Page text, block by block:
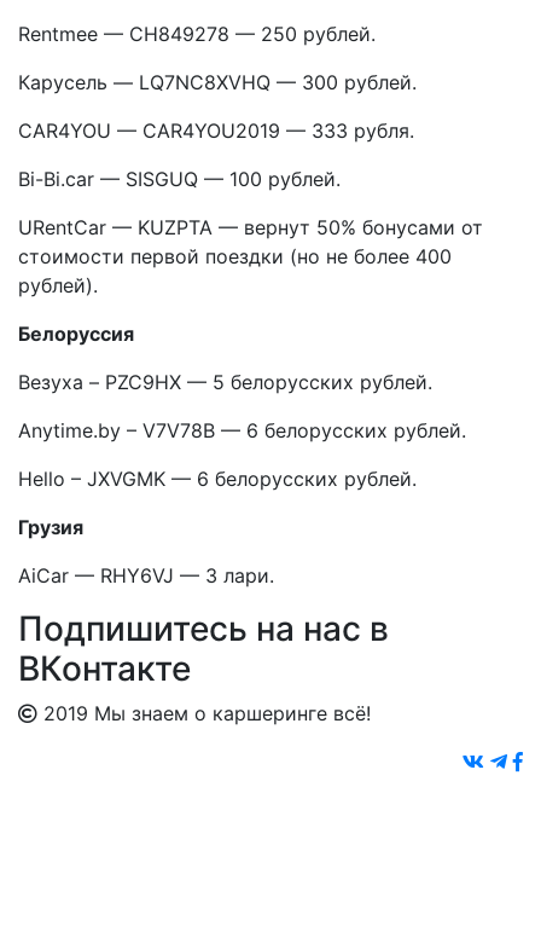
Rentmee — CH849278 — 250 рублей.
Карусель — LQ7NC8XVHQ — 300 рублей.
CAR4YOU — CAR4YOU2019 — 333 рубля.
Bi-Bi.car — SISGUQ — 100 рублей.
URentCar — KUZPTA — вернут 50% бонусами от
стоимости первой поездки (но не более 400
рублей).
Белоруссия
Везуха – PZC9HX — 5 белорусских рублей.
Anytime.by – V7V78B — 6 белорусских рублей.
Hello – JXVGMK — 6 белорусских рублей.
Грузия
AiCar — RHY6VJ — 3 лари.
Подпишитесь на нас в
ВКонтакте
2019 Мы знаем о каршеринге всё!